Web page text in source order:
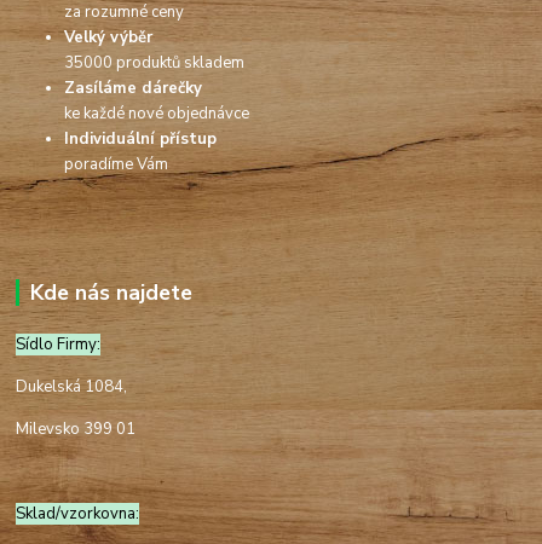
za rozumné ceny
Velký výběr
35000 produktů skladem
Zasíláme dárečky
ke každé nové objednávce
Individuální přístup
poradíme Vám
Kde nás najdete
Sídlo Firmy:
Dukelská 1084,
Milevsko 399 01
Sklad/vzorkovna: